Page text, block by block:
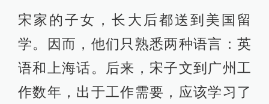
宋家的子女，长大后都送到美国留
学。因而，他们只熟悉两种语言：英
语和上海话。后来，宋子文到广州工
作数年，出于工作需要，应该学习了